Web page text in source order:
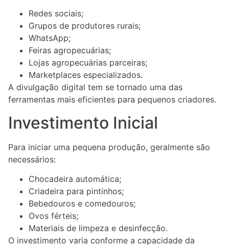
Redes sociais;
Grupos de produtores rurais;
WhatsApp;
Feiras agropecuárias;
Lojas agropecuárias parceiras;
Marketplaces especializados.
A divulgação digital tem se tornado uma das
ferramentas mais eficientes para pequenos criadores.
Investimento Inicial
Para iniciar uma pequena produção, geralmente são
necessários:
Chocadeira automática;
Criadeira para pintinhos;
Bebedouros e comedouros;
Ovos férteis;
Materiais de limpeza e desinfecção.
O investimento varia conforme a capacidade da